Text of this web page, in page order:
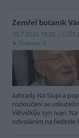
Zemřel botanik
30.7.2026 18:05 | LUŽE (
Diskuse: 6
zahrady Na Slupi a
rozloučení se
Větvičkův syn Ivan.
odvoláním na ředitele